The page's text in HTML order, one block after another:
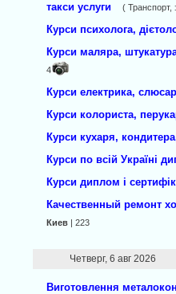
такси услуги ( Транспорт,
Курси психолога,
Курси маляра,
4
Курси електрика,
Курси колориста,
Курси кухаря,
Курси по всій Україні
Курси диплом і
Качественный ремонт
Киев| 223
Четверг, 6 авг 2026
Виготовлення